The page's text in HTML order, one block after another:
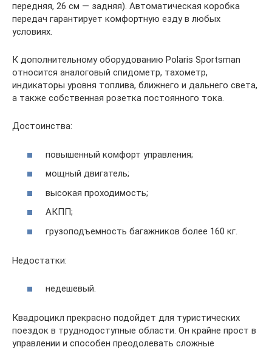
передняя, 26 см — задняя). Автоматическая коробка
передач гарантирует комфортную езду в любых
условиях.
К дополнительному оборудованию Polaris Sportsman
относится аналоговый спидометр, тахометр,
индикаторы уровня топлива, ближнего и дальнего света,
а также собственная розетка постоянного тока.
Достоинства:
повышенный комфорт управления;
мощный двигатель;
высокая проходимость;
АКПП;
грузоподъемность багажников более 160 кг.
Недостатки:
недешевый.
Квадроцикл прекрасно подойдет для туристических
поездок в труднодоступные области. Он крайне прост в
управлении и способен преодолевать сложные